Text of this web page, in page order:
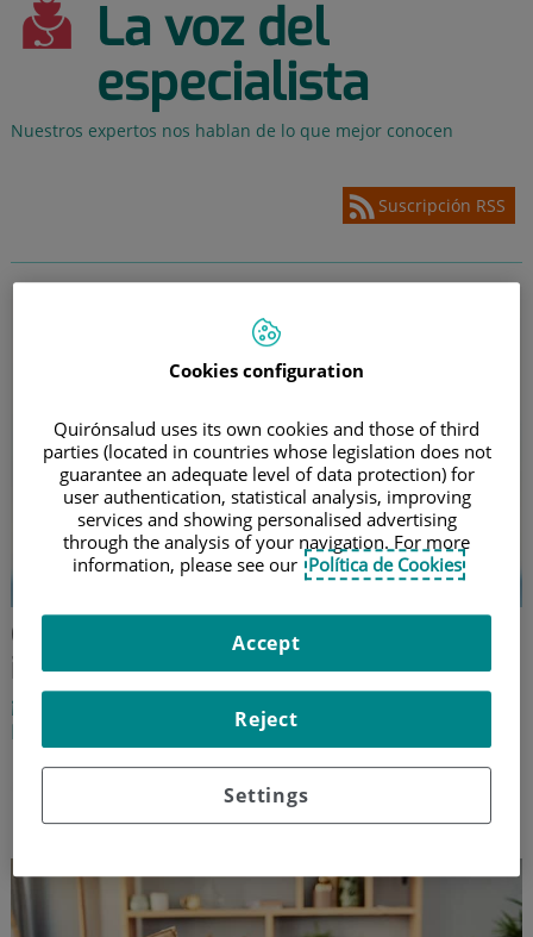
La voz del
especialista
Nuestros expertos nos hablan de lo que mejor conocen
Suscripción RSS
Cómo y cuándo tomar las bebidas
isotónicas
¡Ojo con las bebidas para deportistas!
Recomendaciones para un consumo saludable
Elena Pérez Montero ‑ endocrinología y nutrición
Cookies configuration
Quirónsalud uses its own cookies and those of third
parties (located in countries whose legislation does not
guarantee an adequate level of data protection) for
user authentication, statistical analysis, improving
services and showing personalised advertising
through the analysis of your navigation. For more
information, please see our Política de Cookies
Settings
Reject
Accept